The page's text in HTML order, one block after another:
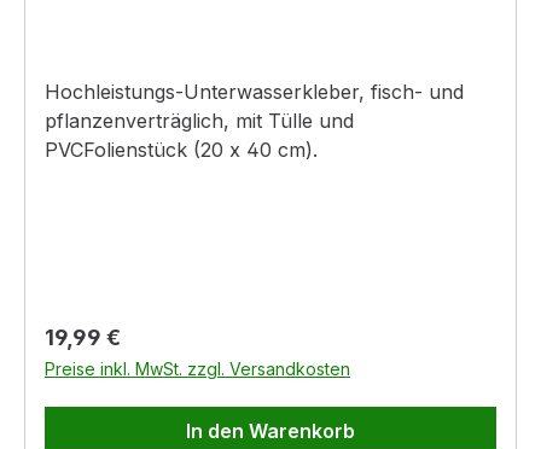
Hochleistungs-Unterwasserkleber, fisch- und
pflanzenverträglich, mit Tülle und
PVCFolienstück (20 x 40 cm).
Regulärer Preis:
19,99 €
Preise inkl. MwSt. zzgl. Versandkosten
In den Warenkorb